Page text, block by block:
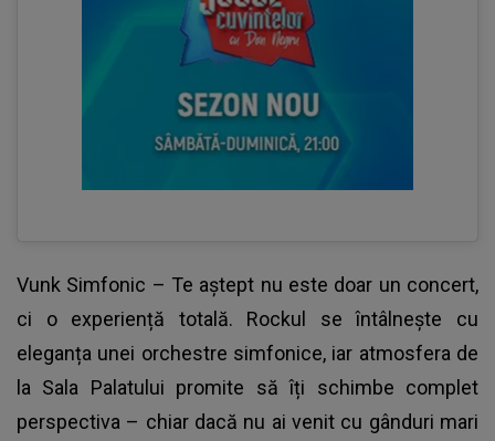
Vunk Simfonic – Te aștept nu este doar un concert,
ci o experiență totală. Rockul se întâlnește cu
eleganța unei orchestre simfonice, iar atmosfera de
la Sala Palatului promite să îți schimbe complet
perspectiva – chiar dacă nu ai venit cu gânduri mari